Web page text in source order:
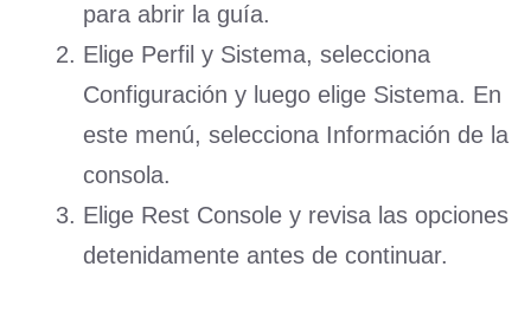
para abrir la guía.
Elige Perfil y Sistema, selecciona
Configuración y luego elige Sistema. En
este menú, selecciona Información de la
consola.
Elige Rest Console y revisa las opciones
detenidamente antes de continuar.